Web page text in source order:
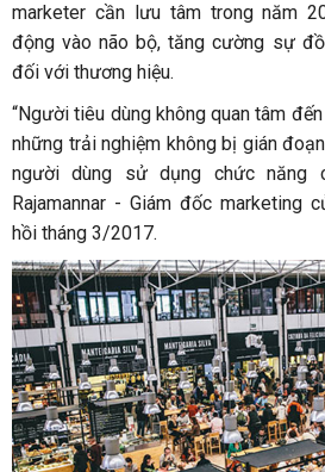
marketer cần lưu tâm trong năm
động vào não bộ, tăng cường sự
đối với thương hiệu.
“Người tiêu dùng không quan tâm
những trải nghiệm không bị gián
người dùng sử dụng chức năng
Rajamannar - Giám đốc marketing
hồi tháng 3/2017.